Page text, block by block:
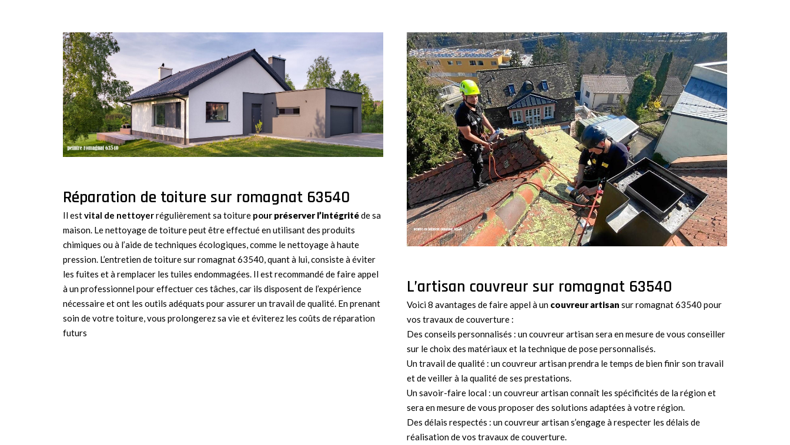
Réparation de toiture sur romagnat 63540
Il estvital de nettoyerrégulièrement sa toiture pour préserver l’intégritéde sa
maison. Le nettoyage de toiture peut être effectué en utilisant des produits
chimiques ou à l’aide de techniques écologiques, comme le nettoyage à haute
pression. L’entretien de toiture sur romagnat 63540, quant à lui, consiste à éviter
les fuites et à remplacer les tuiles endommagées. Il est recommandé de faire appel
à un professionnel pour effectuer ces tâches, car ils disposent de l’expérience
nécessaire et ont les outils adéquats pour assurer un travail de qualité. En prenant
soin de votre toiture, vous prolongerez sa vie et éviterez les coûts de réparation
futurs
L’artisan couvreur sur romagnat 63540
Voici 8 avantages de faire appel à un couvreurartisan sur romagnat 63540 pour
vos travaux de couverture :
Des conseils personnalisés : un couvreur artisan sera en mesure de vous conseiller
sur le choix des matériaux et la technique de pose personnalisés.
Un travail de qualité : un couvreur artisan prendra le temps de bien finir son travail
et de veiller à la qualité de ses prestations.
Un savoir-faire local : un couvreur artisan connaît les spécificités de la région et
sera en mesure de vous proposer des solutions adaptées à votre région.
Des délais respectés : un couvreur artisan s’engage à respecter les délais de
réalisation de vos travaux de couverture.